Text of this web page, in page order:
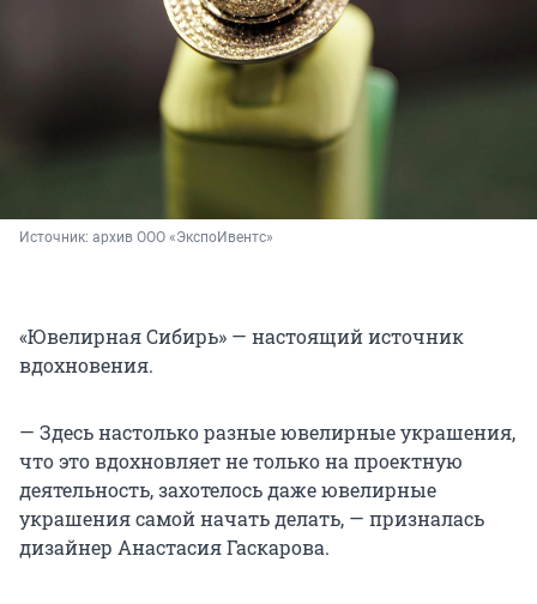
Источник: архив ООО «ЭкспоИвентс»
«Ювелирная Сибирь» — настоящий источник
вдохновения.
— Здесь настолько разные ювелирные украшения,
что это вдохновляет не только на проектную
деятельность, захотелось даже ювелирные
украшения самой начать делать, — призналась
дизайнер Анастасия Гаскарова.